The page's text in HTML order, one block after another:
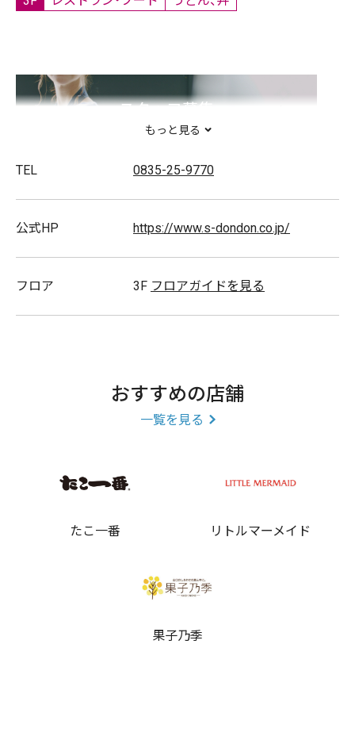
スタッフ募集
もっと見る
TEL 0835-25-9770
公式HP https://www.s-dondon.co.jp/
フロア 3F フロアガイドを見る
おすすめの店舗
一覧を見る
たこ一番 リトルマーメイド
果子乃季